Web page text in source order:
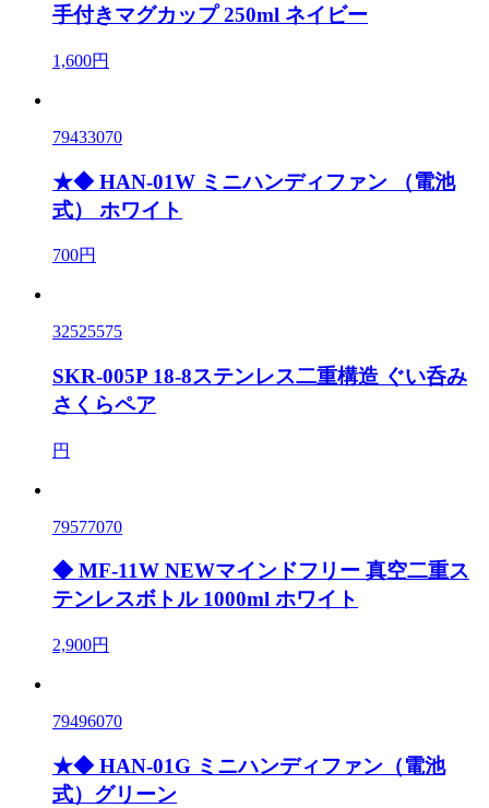
手付きマグカップ 250ml ネイビー
1,600円
79433070
★◆ HAN-01W ミニハンディファン （電池
式） ホワイト
700円
32525575
SKR-005P 18-8ステンレス二重構造 ぐい呑み
さくらペア
円
79577070
◆ MF-11W NEWマインドフリー 真空二重ス
テンレスボトル 1000ml ホワイト
2,900円
79496070
★◆ HAN-01G ミニハンディファン（電池
式）グリーン